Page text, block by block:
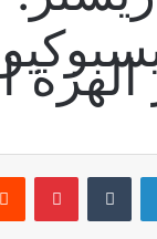
لينكدإن